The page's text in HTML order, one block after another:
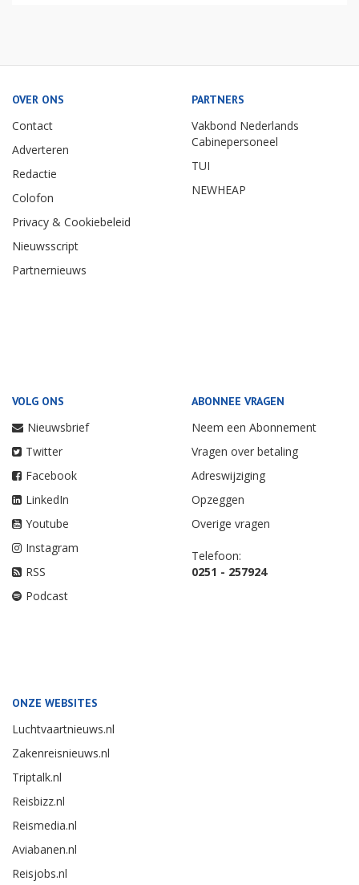
OVER ONS
Contact
Adverteren
Redactie
Colofon
Privacy & Cookiebeleid
Nieuwsscript
Partnernieuws
PARTNERS
Vakbond Nederlands
Cabinepersoneel
TUI
NEWHEAP
VOLG ONS
Nieuwsbrief
Twitter
Facebook
LinkedIn
Youtube
Instagram
RSS
Podcast
ABONNEE VRAGEN
Neem een Abonnement
Vragen over betaling
Adreswijziging
Opzeggen
Overige vragen
Telefoon:
0251 - 257924
ONZE WEBSITES
Luchtvaartnieuws.nl
Zakenreisnieuws.nl
Triptalk.nl
Reisbizz.nl
Reismedia.nl
Aviabanen.nl
Reisjobs.nl